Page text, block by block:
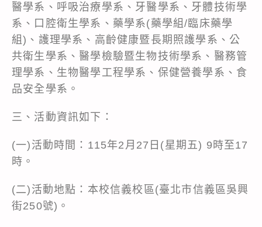
醫學系、呼吸治療學系、牙醫學系、牙體技術學
系、口腔衛生學系、藥學系(藥學組/臨床藥學
組)、護理學系、高齡健康暨長期照護學系、公
共衛生學系、醫學檢驗暨生物技術學系、醫務管
理學系、生物醫學工程學系、保健營養學系、食
品安全學系。
三、活動資訊如下：
(一)活動時間：115年2月27日(星期五) 9時至17
時。
(二)活動地點：本校信義校區(臺北市信義區吳興
街250號)。